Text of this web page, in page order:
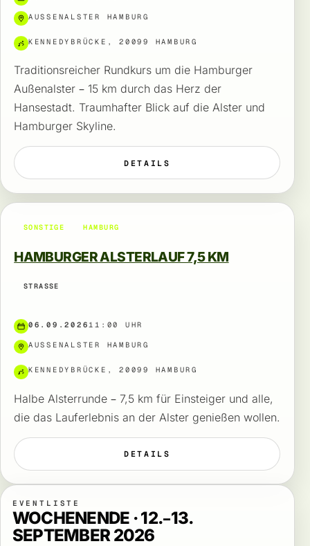
AUSSENALSTER HAMBURG
KENNEDYBRÜCKE, 20099 HAMBURG
Traditionsreicher Rundkurs um die Hamburger
Außenalster – 15 km durch das Herz der
Hansestadt. Traumhafter Blick auf die Alster und
Hamburger Skyline.
DETAILS
SONSTIGE HAMBURG
HAMBURGER ALSTERLAUF 7,5 KM
STRASSE
06.09.202611:00 UHR
AUSSENALSTER HAMBURG
KENNEDYBRÜCKE, 20099 HAMBURG
Halbe Alsterrunde – 7,5 km für Einsteiger und alle,
die das Lauferlebnis an der Alster genießen wollen.
DETAILS
EVENTLISTE
WOCHENENDE · 12.–13.
SEPTEMBER 2026